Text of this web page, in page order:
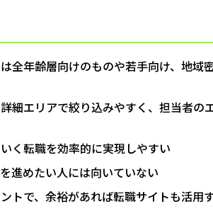
関してよくあるQ&A
全年齢層向けのものや若手向け、地域
細エリアで絞り込みやすく、担当者の
く転職を効率的に実現しやすい
進めたい人には向いていない
トで、余裕があれば転職サイトも活用